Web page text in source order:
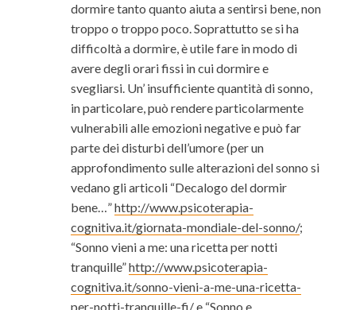
dormire tanto quanto aiuta a sentirsi bene, non
troppo o troppo poco. Soprattutto se si ha
difficoltà a dormire, è utile fare in modo di
avere degli orari fissi in cui dormire e
svegliarsi. Un’ insufficiente quantità di sonno,
in particolare, può rendere particolarmente
vulnerabili alle emozioni negative e può far
parte dei disturbi dell’umore (per un
approfondimento sulle alterazioni del sonno si
vedano gli articoli “Decalogo del dormir
bene…”http://www.psicoterapia-
cognitiva.it/giornata-mondiale-del-sonno/;
“Sonno vieni a me: una ricetta per notti
tranquille”http://www.psicoterapia-
cognitiva.it/sonno-vieni-a-me-una-ricetta-
per-notti-tranquille-fi/e “Sonno e